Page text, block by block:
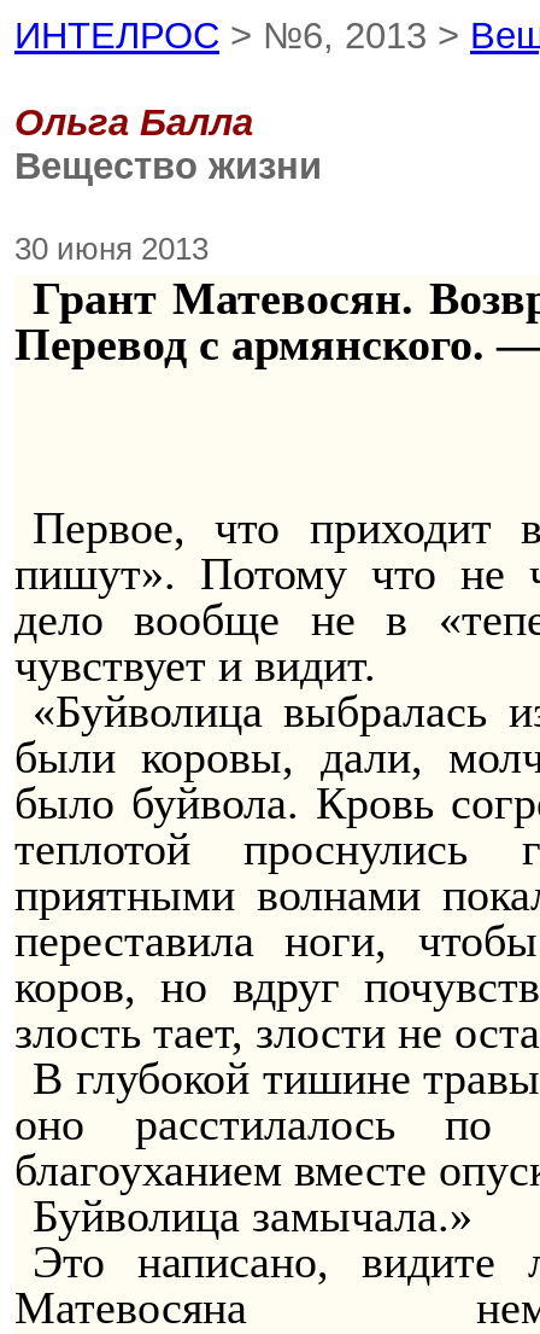
ИНТЕЛРОС > №6, 2013 >
Ольга Балла
Вещество жизни
30 июня 2013
Грант Матевосян.
Перевод с армянского.
Первое, что приходит
пишут». Потому что не
дело вообще не в
чувствует и видит.
«Буйволица
были коровы, дали,
было буйвола. Кровь
теплотой
приятными волнами
переставила ноги,
коров, но вдруг
злость тает, злости не
В глубокой тишине
оно расстилалось
благоуханием вместе
Буйволица замычала.»
Это написано,
Матевосяна